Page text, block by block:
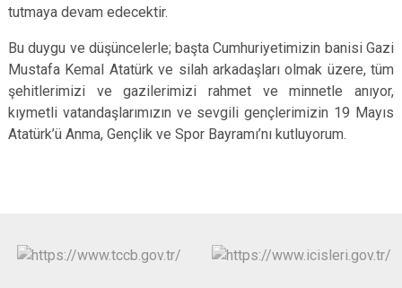
tutmaya devam edecektir.
Bu duygu ve düşüncelerle; başta Cumhuriyetimizin banisi Gazi
Mustafa Kemal Atatürk ve silah arkadaşları olmak üzere, tüm
şehitlerimizi ve gazilerimizi rahmet ve minnetle anıyor,
kıymetli vatandaşlarımızın ve sevgili gençlerimizin 19 Mayıs
Atatürk’ü Anma, Gençlik ve Spor Bayramı’nı kutluyorum.